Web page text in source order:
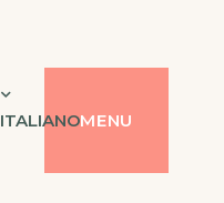
ITALIANOMENU